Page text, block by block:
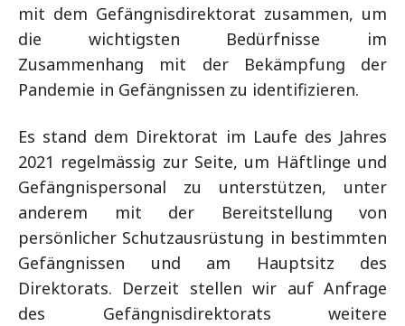
mit dem Gefängnisdirektorat zusammen, um
die wichtigsten Bedürfnisse im
Zusammenhang mit der Bekämpfung der
Pandemie in Gefängnissen zu identifizieren.
Es stand dem Direktorat im Laufe des Jahres
2021 regelmässig zur Seite, um Häftlinge und
Gefängnispersonal zu unterstützen, unter
anderem mit der Bereitstellung von
persönlicher Schutzausrüstung in bestimmten
Gefängnissen und am Hauptsitz des
Direktorats. Derzeit stellen wir auf Anfrage
des Gefängnisdirektorats weitere